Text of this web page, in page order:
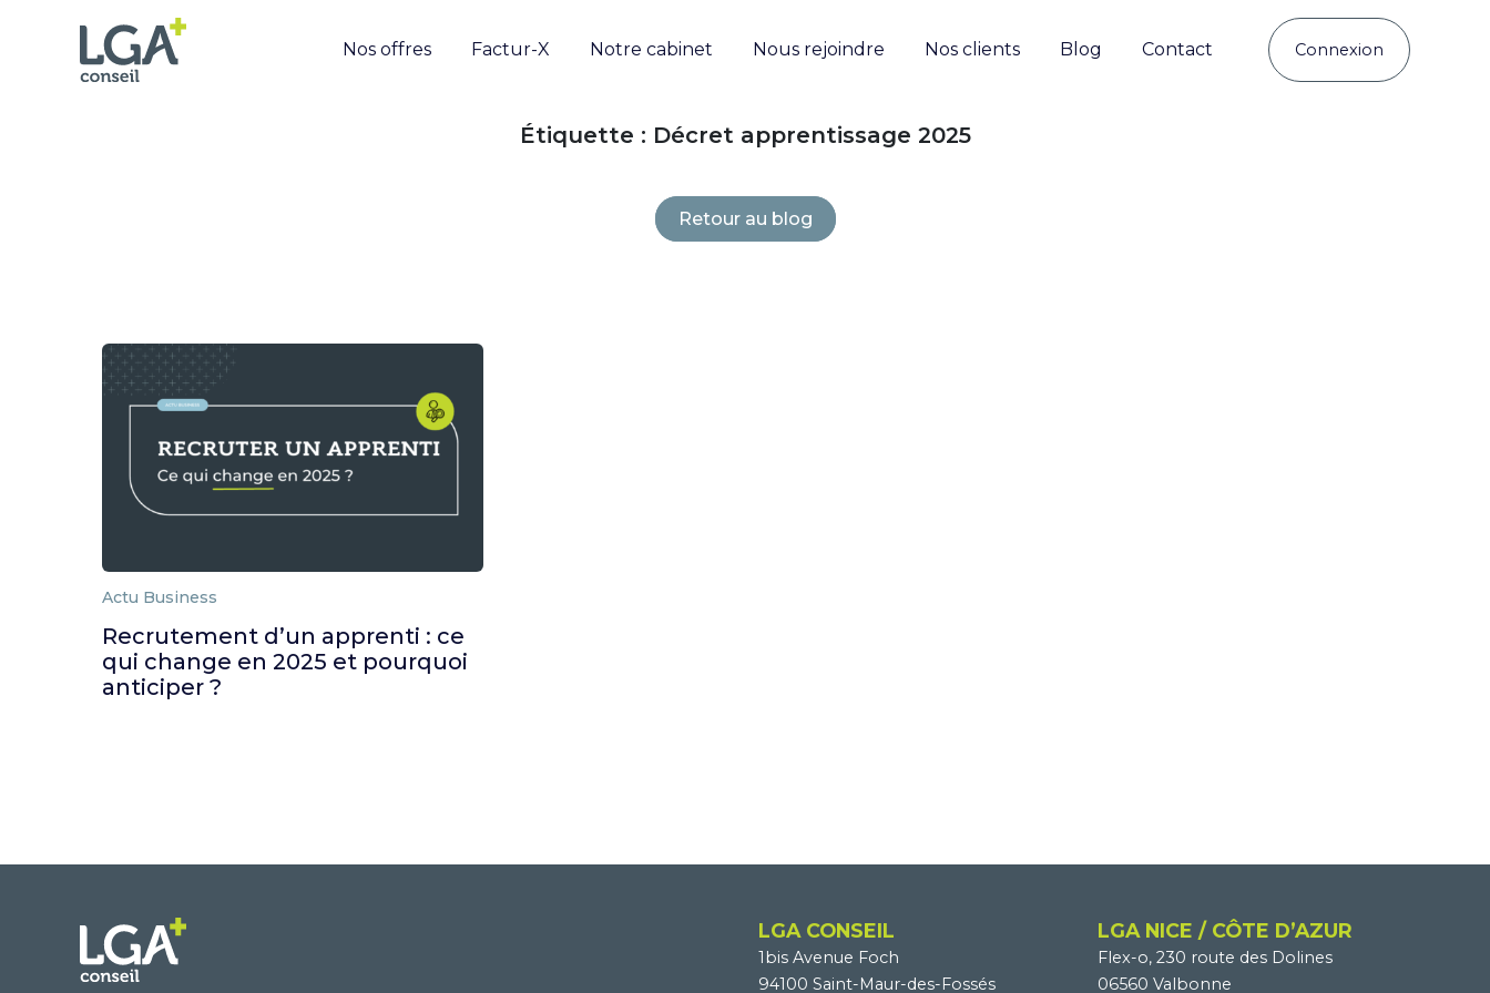
Nos offres Factur-X Notre cabinet Nous rejoindre Nos clients Blog Contact Connexion
Étiquette : Décret apprentissage 2025
Retour au blog
Actu Business
Recrutement d’un apprenti : ce
qui change en 2025 et pourquoi
anticiper ?
LGA CONSEIL
1bis Avenue Foch
94100 Saint-Maur-des-Fossés
LGA NICE / CÔTE D’AZUR
Flex-o, 230 route des Dolines
06560 Valbonne